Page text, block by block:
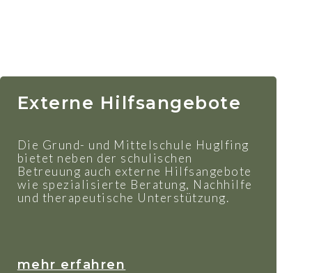
Externe Hilfsangebote
Die Grund- und Mittelschule Huglfing
bietet neben der schulischen
Betreuung auch externe Hilfsangebote
wie spezialisierte Beratung, Nachhilfe
und therapeutische Unterstützung.
mehr erfahren